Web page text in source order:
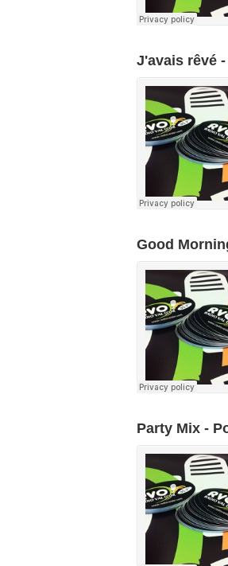
J'avais rêvé
Good
Party Mix -